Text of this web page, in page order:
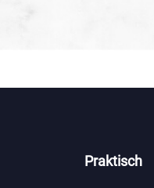
Praktisch